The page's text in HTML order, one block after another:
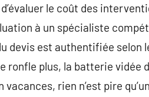
le coût des
à un spécialiste
devis est authentifiée selon
ronfle plus, la batterie vidée
rien n’est pire